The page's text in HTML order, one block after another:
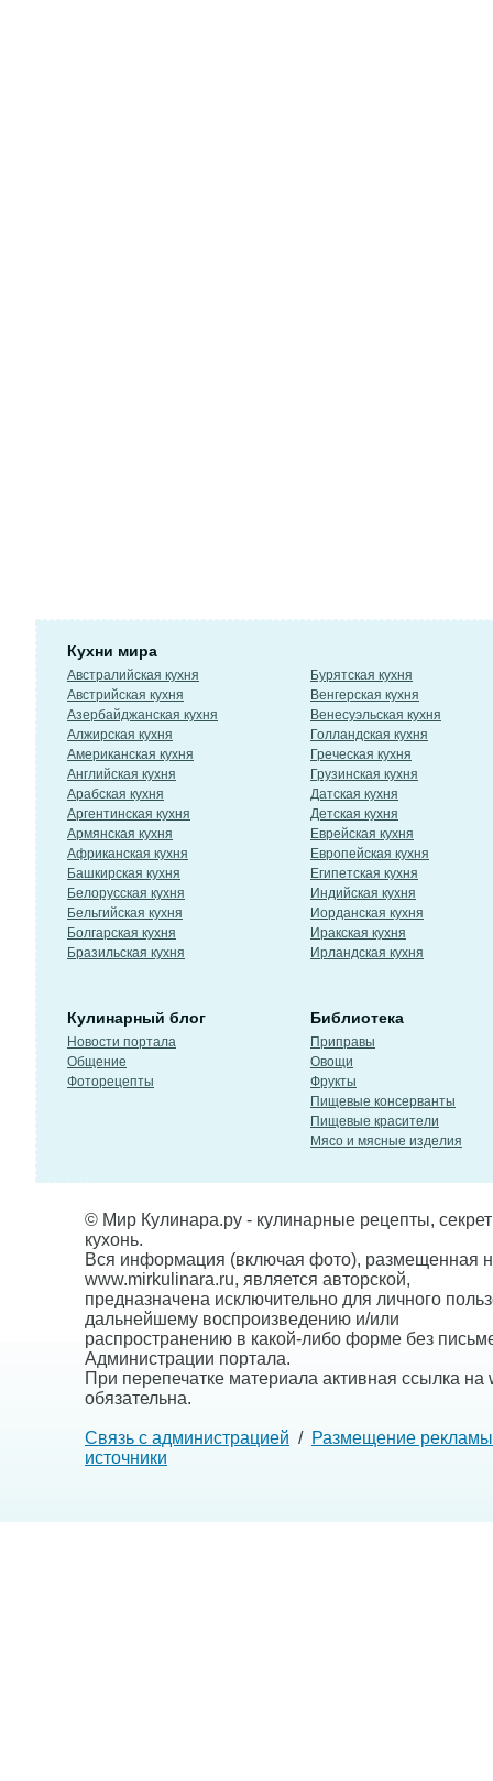
Кухни мира
Австралийская кухня
Австрийская кухня
Азербайджанская кухня
Алжирская кухня
Американская кухня
Английская кухня
Арабская кухня
Аргентинская кухня
Армянская кухня
Африканская кухня
Башкирская кухня
Белорусская кухня
Бельгийская кухня
Болгарская кухня
Бразильская кухня
Бурятская кухня
Венгерская кухня
Венесуэльская кухня
Голландская кухня
Греческая кухня
Грузинская кухня
Датская кухня
Детская кухня
Еврейская кухня
Европейская кухня
Египетская кухня
Индийская кухня
Иорданская кухня
Иракская кухня
Ирландская кухня
Кулинарный блог
Новости портала
Общение
Фоторецепты
Библиотека
Приправы
Овощи
Фрукты
Пищевые консерванты
Пищевые красители
Мясо и мясные изделия
© Мир Кулинара.ру - кулинарные рецепты,
кухонь.
Вся информация (включая фото), размещенная
www.mirkulinara.ru, является авторской,
предназначена исключительно для личного
дальнейшему воспроизведению и/или
распространению в какой-либо форме без
Администрации портала.
При перепечатке материала активная ссылка на
обязательна.
Связь с администрацией / Размещение рекламы
источники